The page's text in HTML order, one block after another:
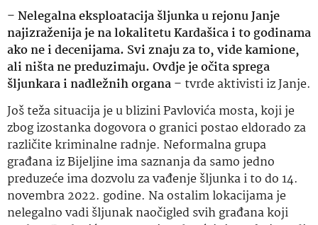
–Nelegalna eksploatacija šljunka u rejonu Janje
najizraženija je na lokalitetu Kardašica i to godinama
ako ne i decenijama. Svi znaju za to, vide kamione,
ali ništa ne preduzimaju. Ovdje je očita sprega
šljunkara i nadležnih organa– tvrde aktivisti iz Janje.
Još teža situacija je u blizini Pavlovića mosta, koji je
zbog izostanka dogovora o granici postao eldorado za
različite kriminalne radnje. Neformalna grupa
građana iz Bijeljine ima saznanja da samo jedno
preduzeće ima dozvolu za vađenje šljunka i to do 14.
novembra 2022. godine. Na ostalim lokacijama je
nelegalno vadi šljunak naočigled svih građana koji